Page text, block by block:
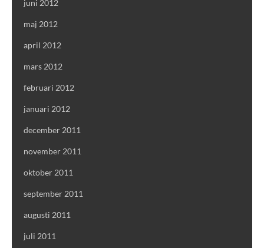
juni 2012
maj 2012
april 2012
mars 2012
februari 2012
januari 2012
december 2011
november 2011
oktober 2011
september 2011
augusti 2011
juli 2011